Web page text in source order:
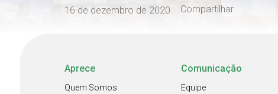
16 de dezembro de 2020 Compartilhar
Aprece
Quem Somos
Comunicação
Equipe